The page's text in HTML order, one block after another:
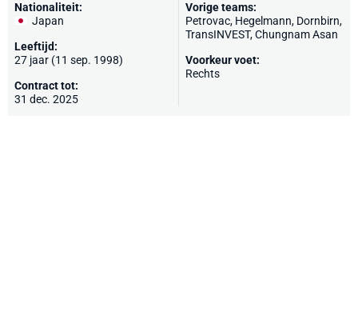
Nationaliteit:
Japan
Leeftijd:
27 jaar (11 sep. 1998)
Contract tot:
31 dec. 2025
Vorige teams:
Petrovac, Hegelmann, Dornbirn,
TransINVEST, Chungnam Asan
Voorkeur voet:
Rechts